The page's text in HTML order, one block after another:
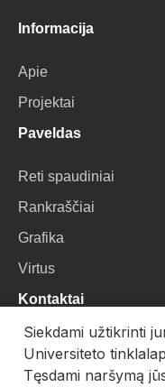
Informacija
Apie
Projektai
Paveldas
Reti spaudiniai
Rankraščiai
Grafika
Virtus
Kontaktai
VU Biblioteka
Universiteto g. 3, LT-
Siekdami užtikrinti
Universiteto
Tęsdami naršymą